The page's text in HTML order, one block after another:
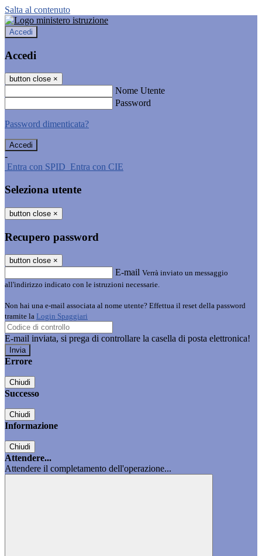
Salta al contenuto
Accedi
Accedi
button close ×
Nome Utente
Password
Password dimenticata?
-
Entra con SPID Entra con CIE
Seleziona utente
button close ×
Recupero password
button close ×
E-mail Verrà inviato un messaggio
all'indirizzo indicato con le istruzioni necessarie.
Non hai una e-mail associata al nome utente? Effettua il reset della password
tramite la Login Spaggiari
E-mail inviata, si prega di controllare la casella di posta elettronica!
Errore
Chiudi
Successo
Chiudi
Informazione
Chiudi
Attendere...
Attendere il completamento dell'operazione...